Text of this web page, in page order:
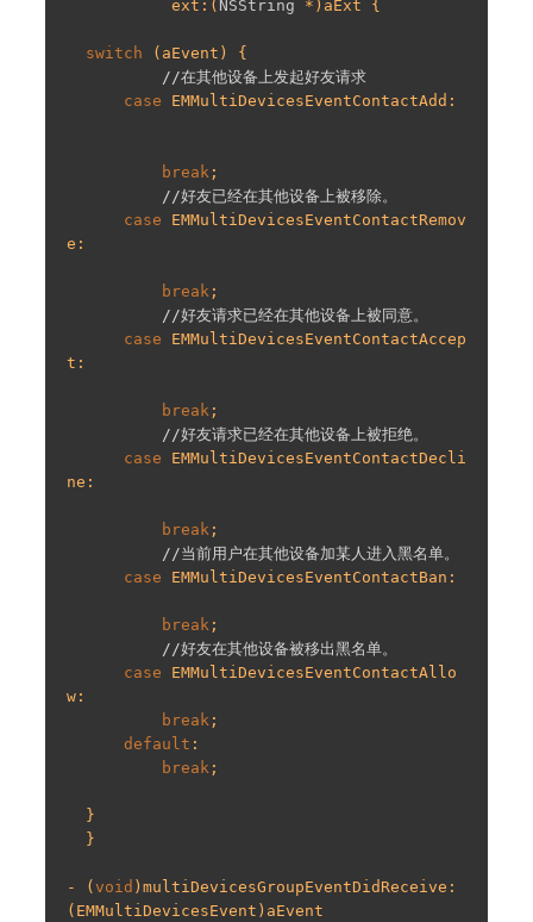
           ext:(
NSString *)aExt {
switch (aEvent) {
//在其他设备上发起好友请求
case EMMultiDevicesEventContactAdd:
break ;
//好友已经在其他设备上被移除。
case EMMultiDevicesEventContactRemov
e:
break ;
//好友请求已经在其他设备上被同意。
case EMMultiDevicesEventContactAccep
t:
break ;
//好友请求已经在其他设备上被拒绝。
case EMMultiDevicesEventContactDecli
ne:
break ;
//当前用户在其他设备加某人进入黑名单。
case EMMultiDevicesEventContactBan:
break ;
//好友在其他设备被移出黑名单。
case EMMultiDevicesEventContactAllo
w:
break ;
default :
break ;
- ( void )multiDevicesGroupEventDidReceive:
(EMMultiDevicesEvent)aEvent